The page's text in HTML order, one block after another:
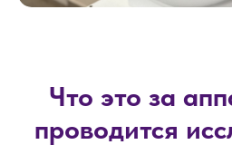
Что это за
проводится